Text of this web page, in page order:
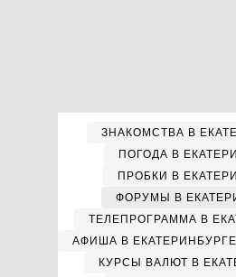
ЗНАКОМСТВА В
ПОГОДА В
ПРОБКИ В
ФОРУМЫ В
ТЕЛЕПРОГРАММА В
АФИША В ЕКАТЕРИНБУРГЕ
КУРСЫ ВАЛЮТ В